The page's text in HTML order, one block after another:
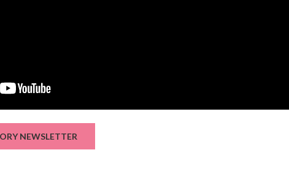
NEWSLETTER